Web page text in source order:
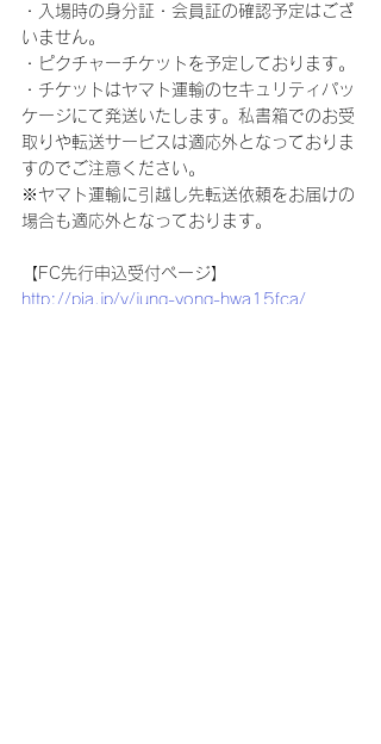
・入場時の身分証・会員証の確認予定はござ
いません。
・ピクチャーチケットを予定しております。
・チケットはヤマト運輸のセキュリティパッ
ケージにて発送いたします。私書箱でのお受
取りや転送サービスは適応外となっておりま
すのでご注意ください。
※ヤマト運輸に引越し先転送依頼をお届けの
場合も適応外となっております。
【FC先行申込受付ページ】
http://pia.jp/v/jung-yong-hwa15fca/